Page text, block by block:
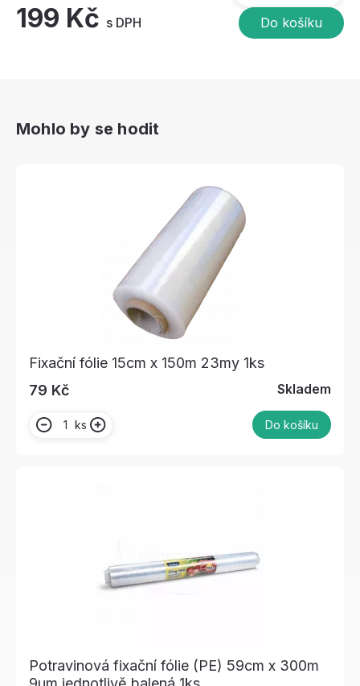
199 Kč s DPH
Do košíku
Mohlo by se hodit
Fixační fólie 15cm x 150m 23my 1ks
79 Kč
Skladem
ks Do košíku
Potravinová fixační fólie (PE) 59cm x 300m